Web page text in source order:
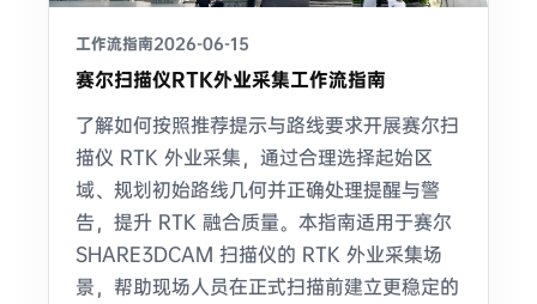
工作流指南2026-06-15
赛尔扫描仪RTK外业采集工作流指南
了解如何按照推荐提示与路线要求开展赛尔扫
描仪 RTK 外业采集，通过合理选择起始区
域、规划初始路线几何并正确处理提醒与警
告，提升 RTK 融合质量。本指南适用于赛尔
SHARE3DCAM 扫描仪的 RTK 外业采集场
景，帮助现场人员在正式扫描前建立更稳定的